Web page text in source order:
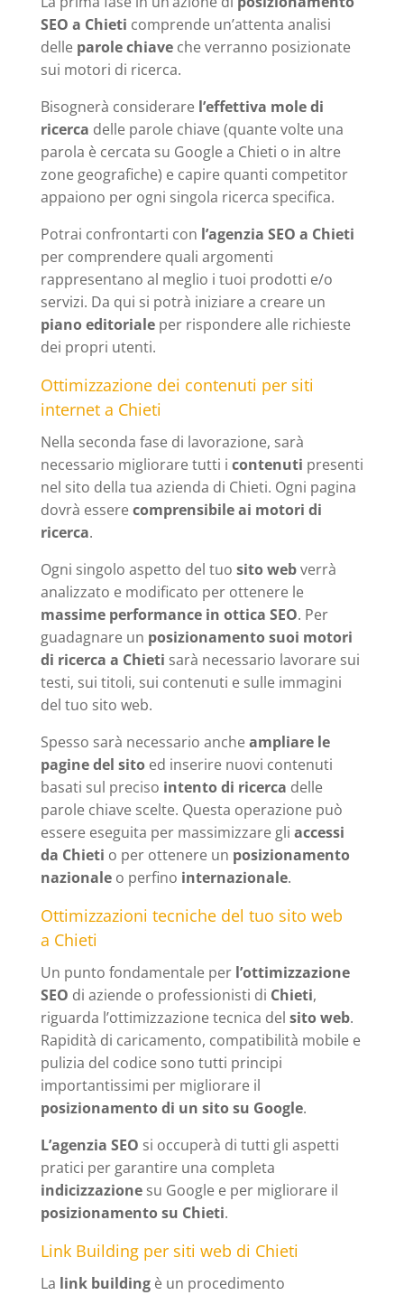
SEO a Chieti comprende un’attenta analisi
delle parole chiaveche verranno posizionate
sui motori di ricerca.
Bisognerà considerare l’effettiva mole di
ricerca delle parole chiave (quante volte una
parola è cercata su Google a Chieti o in altre
zone geografiche) e capire quanti competitor
appaiono per ogni singola ricerca specifica.
Potrai confrontarti con l’agenzia SEO a Chieti
per comprendere quali argomenti
rappresentano al meglio i tuoi prodotti e/o
servizi. Da qui si potrà iniziare a creare un
piano editorialeper rispondere alle richieste
dei propri utenti.
Ottimizzazione dei contenuti per siti
internet a Chieti
Nella seconda fase di lavorazione, sarà
necessario migliorare tutti i contenuti presenti
nel sito della tua azienda di Chieti. Ogni pagina
dovrà esserecomprensibile ai motori di
ricerca.
Ogni singolo aspetto del tuo sito webverrà
analizzato e modificato per ottenere le
massime performance in ottica SEO. Per
guadagnare un posizionamento suoi motori
di ricerca a Chieti sarà necessario lavorare sui
testi, sui titoli, sui contenuti e sulle immagini
del tuo sito web.
Spesso sarà necessario ancheampliare le
pagine del sitoed inserire nuovi contenuti
basati sul preciso intento di ricerca delle
parole chiave scelte. Questa operazione può
essere eseguita per massimizzare gli accessi
da Chieti o per ottenere un posizionamento
nazionaleo perfino internazionale.
Ottimizzazioni tecniche del tuo sito web
a Chieti
Un punto fondamentale per l’ottimizzazione
SEO di aziende o professionisti di Chieti,
riguarda l’ottimizzazione tecnica del sito web.
Rapidità di caricamento, compatibilità mobile e
pulizia del codice sono tutti principi
importantissimi per migliorare il
posizionamento di un sito su Google.
L’agenzia SEO si occuperà di tutti gli aspetti
pratici per garantire una completa
indicizzazionesu Google e per migliorare il
posizionamento su Chieti.
Link Building per siti web di Chieti
La link buildingè un procedimento